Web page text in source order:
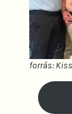
forrás: